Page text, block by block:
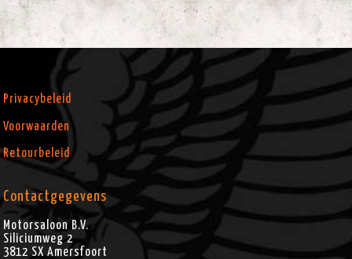
Privacybeleid
Voorwaarden
Retourbeleid
Contactgegevens
Motorsaloon B.V.
Siliciumweg 2
3812 SX Amersfoort